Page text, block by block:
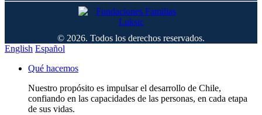
© 2026. Todos los derechos reservados.
English Español
Qué hacemos
Nuestro propósito es impulsar el desarrollo de Chile,
confiando en las capacidades de las personas, en cada etapa
de sus vidas.